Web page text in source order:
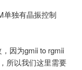
单独有晶振控制
因为gmii to rgmii
所以我们这里需要